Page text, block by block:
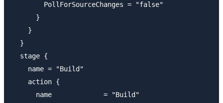
        PollForSourceChanges = "false"
      }
    }
  }
  stage {
    name = "Build"
    action {
      name             = "Build"